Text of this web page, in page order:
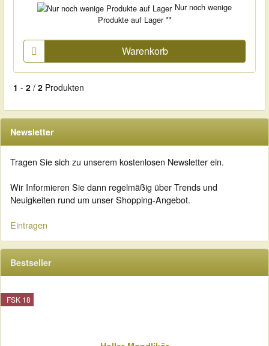
Nur noch wenige
Produkte auf Lager **
Warenkorb
1 - 2 / 2 Produkten
Newsletter
Tragen Sie sich zu unserem kostenlosen Newsletter ein.
Wir Informieren Sie dann regelmäßig über Trends und
Neuigkeiten rund um unser Shopping-Angebot.
Eintragen
Bestseller
FSK 18